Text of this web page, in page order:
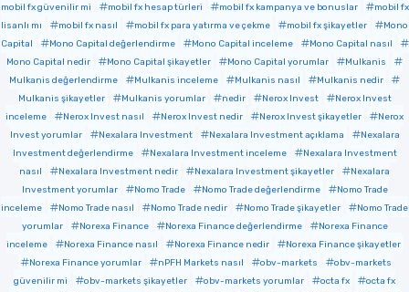
mobil fx güvenilir mi
mobil fx hesap türleri mobil fx kampanya ve bonuslar
mobil fx
lisanlı mı
mobil fx nasıl mobil fx para yatırma ve çekme mobil fx şikayetler
Mono
Capital
Mono Capital değerlendirme Mono Capital inceleme
Mono Capital nasıl
Mono Capital nedir
Mono Capital şikayetler Mono Capital yorumlar
Mulkanis
Mulkanis değerlendirme
Mulkanis inceleme Mulkanis nasıl
Mulkanis nedir
Mulkanis şikayetler
Mulkanis yorumlar nedir Nerox Invest
Nerox Invest
inceleme
Nerox Invest nasıl Nerox Invest nedir Nerox Invest şikayetler
Nerox
Invest yorumlar
Nexalara Investment Nexalara Investment açıklama
Nexalara
Investment değerlendirme
Nexalara Investment inceleme
Nexalara Investment
nasıl
Nexalara Investment nedir Nexalara Investment şikayetler
Nexalara
Investment yorumlar
Nomo Trade Nomo Trade değerlendirme
Nomo Trade
inceleme
Nomo Trade nasıl Nomo Trade nedir Nomo Trade şikayetler
Nomo Trade
yorumlar
Norexa Finance Norexa Finance değerlendirme
Norexa Finance
inceleme
Norexa Finance nasıl Norexa Finance nedir
Norexa Finance şikayetler
Norexa Finance yorumlar
nPFH Markets nasıl obv-markets
obv-markets
güvenilir mi
obv-markets şikayetler obv-markets yorumlar octa fx
octa fx